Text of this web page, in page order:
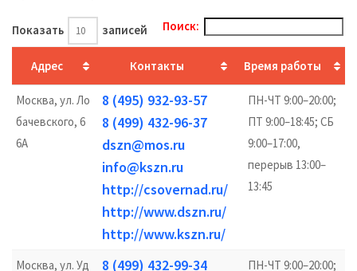
Показать записей Поиск:
Адрес Контакты Время работы
Москва, ул. Ло
бачевского, 6
6А
8 (495) 932-93-57
8 (499) 432-96-37
dszn@mos.ru
info@kszn.ru
http://csovernad.ru/
http://www.dszn.ru/
http://www.kszn.ru/
ПН-ЧТ 9:00–20:00;
ПТ 9:00–18:45; СБ
9:00–17:00,
перерыв 13:00–
13:45
Москва, ул. Уд
8 (499) 432-99-34
ПН-ЧТ 9:00–20:00;